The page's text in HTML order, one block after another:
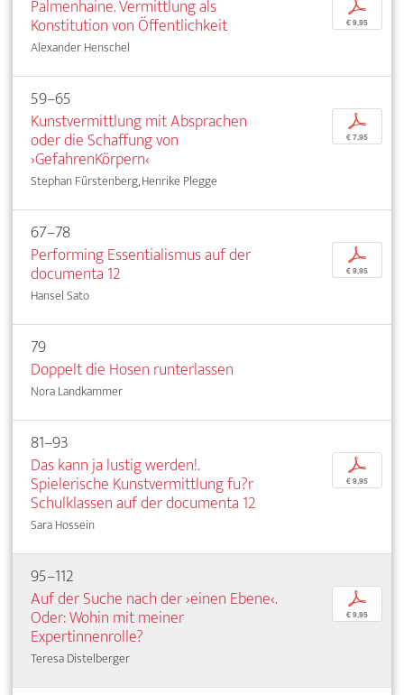
Palmenhaine. Vermittlung als
Konstitution von Öffentlichkeit
Alexander Henschel
p
€ 9,95
59–65
Kunstvermittlung mit Absprachen
oder die Schaffung von
›GefahrenKörpern‹
Stephan Fürstenberg, Henrike Plegge
p
€ 7,95
67–78
Performing Essentialismus auf der
documenta 12
Hansel Sato
p
€ 9,95
79
Doppelt die Hosen runterlassen
Nora Landkammer
81–93
Das kann ja lustig werden!.
Spielerische Kunstvermittlung fu?r
Schulklassen auf der documenta 12
Sara Hossein
p
€ 9,95
95–112
Auf der Suche nach der ›einen Ebene‹.
Oder: Wohin mit meiner
Expertinnenrolle?
Teresa Distelberger
p
€ 9,95